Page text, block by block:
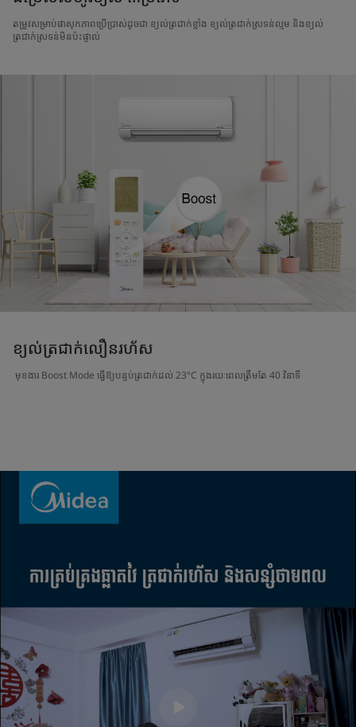
តម្រូវសម្រាប់ផាសុកភាពប្រើប្រាស់ដូចជា ខ្យល់ត្រជាក់ខ្លាំង ខ្យល់ត្រជាក់ស្រទន់ល្មម និងខ្យល់
ត្រជាក់ស្រទន់មិនប៉ះផ្ទាល់
ខ្យល់ត្រជាក់លឿនរហ័ស
មុខងារ Boost Mode ធ្វើឱ្យបន្ទប់ត្រជាក់ដល់ 23°C ក្នុងរយៈពេលត្រឹមតែ 40 វិនាទី